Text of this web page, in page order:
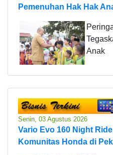
Pemenuhan Hak Hak
Anak
Senin, 03 Agustus 2026
Vario Evo 160 Night
Komunitas Honda di